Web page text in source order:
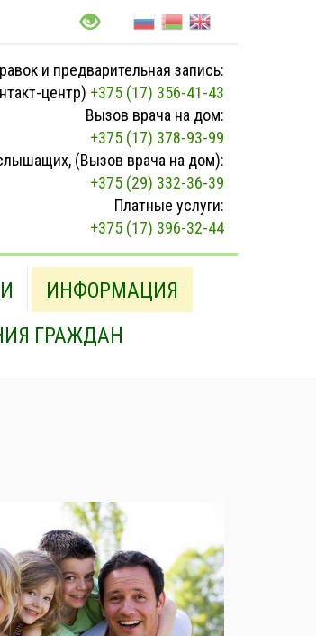
и предварительная запись:
центр) +375 (17) 356-41-43
Вызов врача на дом:
+375 (17) 378-93-99
(Вызов врача на дом):
+375 (29) 332-36-39
Платные услуги:
+375 (17) 396-32-44
ИНФОРМАЦИЯ
ГРАЖДАН